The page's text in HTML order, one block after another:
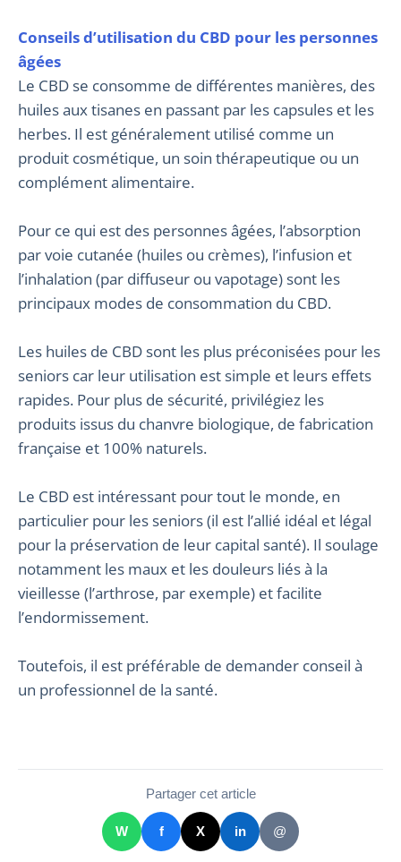
Conseils d’utilisation du CBD pour les personnes
âgées
Le CBD se consomme de différentes manières, des
huiles aux tisanes en passant par les capsules et les
herbes. Il est généralement utilisé comme un
produit cosmétique, un soin thérapeutique ou un
complément alimentaire.
Pour ce qui est des personnes âgées, l’absorption
par voie cutanée (huiles ou crèmes), l’infusion et
l’inhalation (par diffuseur ou vapotage) sont les
principaux modes de consommation du CBD.
Les huiles de CBD sont les plus préconisées pour les
seniors car leur utilisation est simple et leurs effets
rapides. Pour plus de sécurité, privilégiez les
produits issus du chanvre biologique, de fabrication
française et 100% naturels.
Le CBD est intéressant pour tout le monde, en
particulier pour les seniors (il est l’allié idéal et légal
pour la préservation de leur capital santé). Il soulage
notamment les maux et les douleurs liés à la
vieillesse (l’arthrose, par exemple) et facilite
l’endormissement.
Toutefois, il est préférable de demander conseil à
un professionnel de la santé.
Partager cet article
W f X in @